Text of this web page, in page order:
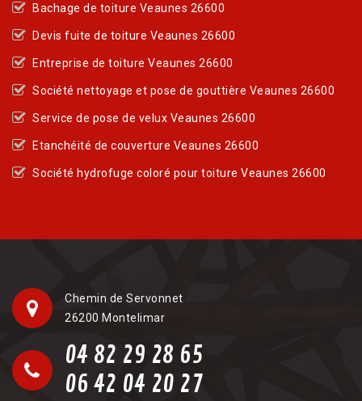
Bachage de toiture Veaunes 26600
Devis fuite de toiture Veaunes 26600
Entreprise de toiture Veaunes 26600
Société nettoyage et pose de gouttière Veaunes 26600
Service de pose de velux Veaunes 26600
Etanchéité de couverture Veaunes 26600
Société hydrofuge coloré pour toiture Veaunes 26600
Chemin de Servonnet
26200 Montelimar
04 82 29 28 65
06 42 04 20 27